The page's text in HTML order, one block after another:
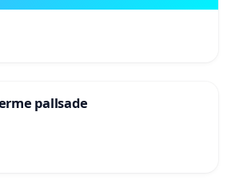
pallsade